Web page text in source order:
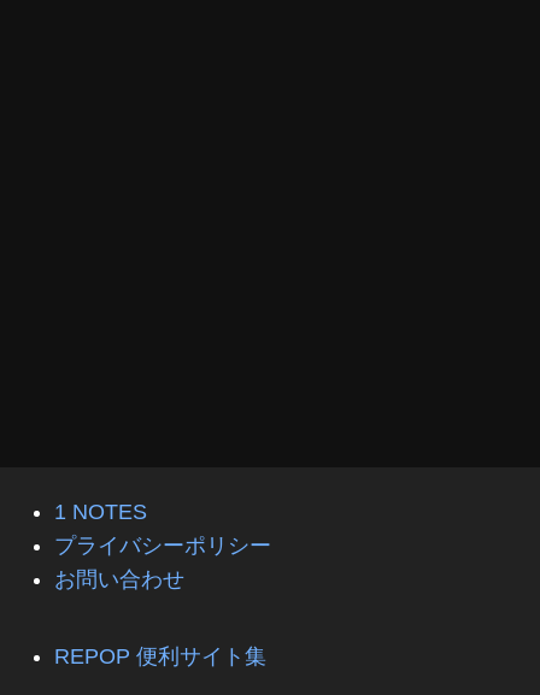
1 NOTES
プライバシーポリシー
お問い合わせ
REPOP 便利サイト集